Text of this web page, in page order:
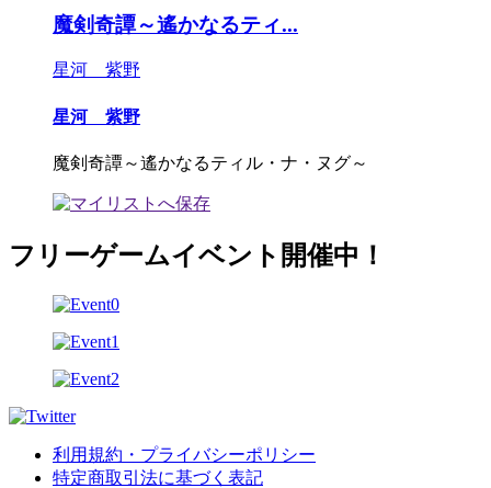
魔剣奇譚～遙かなるティ...
星河 紫野
星河 紫野
魔剣奇譚～遙かなるティル・ナ・ヌグ～
フリーゲームイベント開催中！
利用規約・プライバシーポリシー
特定商取引法に基づく表記